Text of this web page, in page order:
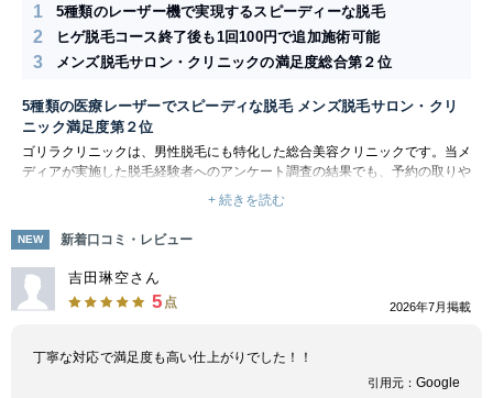
1 5種類のレーザー機で実現するスピーディーな脱毛
2 ヒゲ脱毛コース終了後も1回100円で追加施術可能
3 メンズ脱毛サロン・クリニックの満足度総合第２位
5種類の医療レーザーでスピーディな脱毛 メンズ脱毛サロン・クリ
ニック満足度第２位
ゴリラクリニックは、男性脱毛にも特化した総合美容クリニックです。当メ
ディアが実施した脱毛経験者へのアンケート調査の結果でも、予約の取りや
すさやスタッフの対応で、高い評価を集めており、メンズ脱毛サロン・クリ
ニックの満足度総合第２位でした。 ゴリラクリニックは医療脱毛だからこ
その効果と施術方法を提供しています。男性だけを専門とした施術経験をい
かして、蓄熱式メディオスターと熱破壊式YAGレーザーによる脱毛です。太
い毛には痛みが少ない脱毛機で薄くしてから、威力が強い脱毛機を使用しま
す。痛みに配慮しながら、効果的な施術を行ってくれるのです。 価格面で
はヒゲ脱毛完了コースは、効果に満足いくまで施術できるコース。コース後
ンセリング料や予約キャンセル料、さらに肌トラブル治療費なども無料で対
応してくれるので、安心して脱毛できます。 ボディ脱毛ならコース後に、
割安価格で脱毛できるので気になる部位があっても安心です。
+ 続きを読む
NEW 新着口コミ・レビュー
吉田琳空さん
5 点 2026年7月掲載
丁寧な対応で満足度も高い仕上がりでした！！
引用元： Google